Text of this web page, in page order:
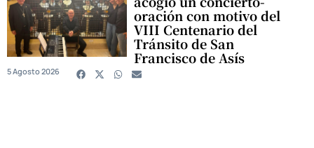
oración con motivo del
VIII Centenario del
Tránsito de San
Francisco de Asís
5 Agosto 2026